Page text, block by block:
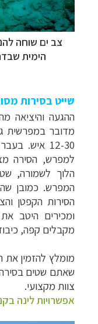
צב ים שוחה
הימית
שייט בסירות
ההגעה והיציאה
מדובר במפרשית
12-30 איש. בעבר נהגו להפליג בה עד ל
למפרש, הסירה
הלוך לשמורה,
המפרש. כמובן
הסירות הקפטן
ומכירים היטב
מקבלים קפה,
מומלץ להזמין
שאתם שטים
צוות מקצועי.
אפשרויות לינה